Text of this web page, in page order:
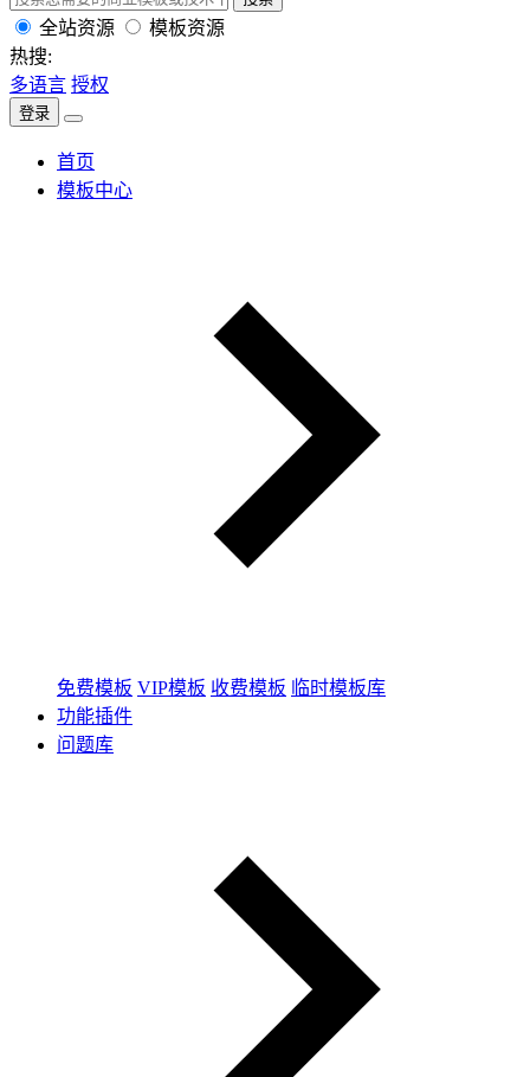
全站资源
模板资源
热搜:
多语言 授权
登录
首页
模板中心
免费模板 VIP模板 收费模板 临时模板库
功能插件
问题库